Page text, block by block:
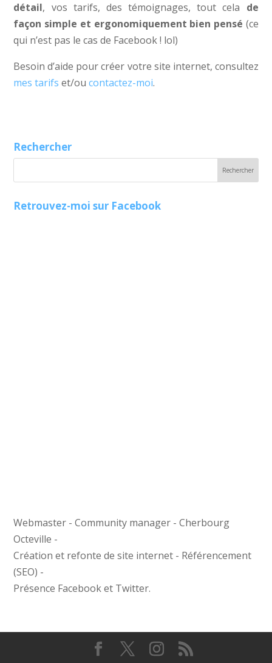
détail, vos tarifs, des témoignages, tout cela de
façon simple et ergonomiquement bien pensé (ce
qui n’est pas le cas de Facebook ! lol)
Besoin d’aide pour créer votre site internet, consultez
mes tarifs et/oucontactez-moi.
Restons en contact !
Rechercher
Retrouvez-moi sur Facebook
Webmaster - Community manager - Cherbourg
Octeville -
Création et refonte de site internet - Référencement
(SEO) -
Présence Facebook et Twitter.